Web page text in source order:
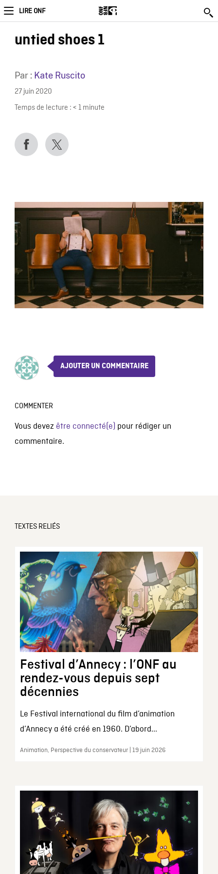
LIRE ONF
untied shoes 1
Par : Kate Ruscito
27 juin 2020
Temps de lecture : < 1 minute
AJOUTER UN COMMENTAIRE
COMMENTER
Vous devez être connecté(e) pour rédiger un
commentaire.
TEXTES RELIÉS
Festival d’Annecy : l’ONF au
rendez-vous depuis sept
décennies
Le Festival international du film d’animation
d’Annecy a été créé en 1960. D’abord...
Animation, Perspective du conservateur | 19 juin 2026